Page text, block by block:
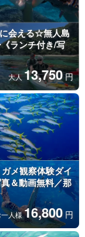
会える☆無人島
ランチ付き/写
大人13,750 円
メ観察体験ダイ
＆動画無料／那
一人様16,800 円